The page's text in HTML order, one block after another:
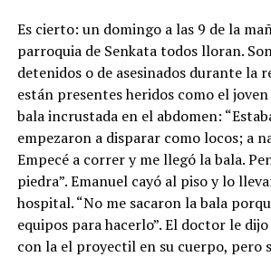
Es cierto: un domingo a las 9 de la
parroquia de Senkata todos lloran.
detenidos o de asesinados durante la
están presentes heridos como el
bala incrustada en el abdomen:
empezaron a disparar como locos; a
Empecé a correr y me llegó la bala.
piedra”. Emanuel cayó al piso y lo
hospital. “No me sacaron la bala
equipos para hacerlo”. El doctor le
con la el proyectil en su cuerpo, pero